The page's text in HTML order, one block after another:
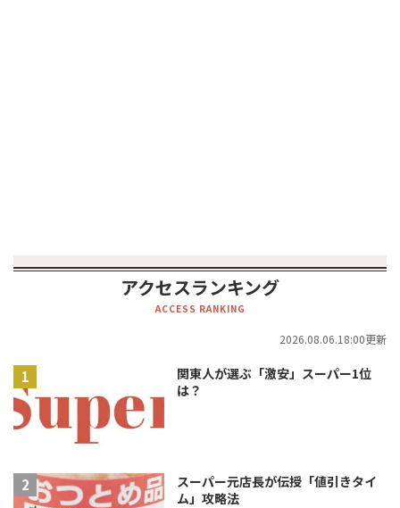
アクセスランキング
ACCESS RANKING
2026.08.06.18:00更新
関東人が選ぶ「激安」スーパー1位
は？
スーパー元店長が伝授「値引きタイ
ム」攻略法